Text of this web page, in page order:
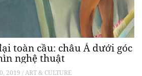
toàn cầu: châu Á dưới góc
nghệ thuật
2019 / ART & CULTURE